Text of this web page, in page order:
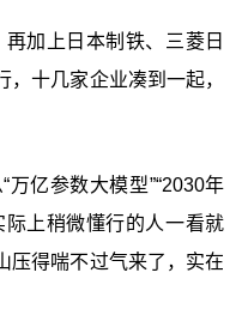
加上日本制铁、三菱日
十几家企业凑到一起，
亿参数大模型”“2030年
际上稍微懂行的人一看就
得喘不过气来了，实在